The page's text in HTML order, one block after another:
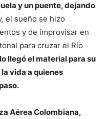
y un puente, dejando
el sueño se hizo
y de improvisar en
para cruzar el Río
llegó el material para su
vida a quienes
Aérea Colombiana,